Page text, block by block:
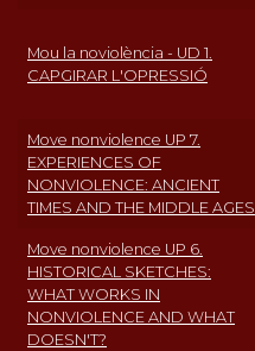
Mou la noviolència - UD 1.
CAPGIRAR L'OPRESSIÓ
Move nonviolence UP 7.
EXPERIENCES OF
NONVIOLENCE: ANCIENT
TIMES AND THE MIDDLE AGES
Move nonviolence UP 6.
HISTORICAL SKETCHES:
WHAT WORKS IN
NONVIOLENCE AND WHAT
DOESN'T?